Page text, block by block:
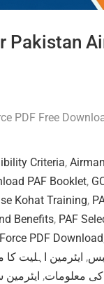
PDF Free
Criteria,
PAF Booklet,
Kohat Training,
Benefits, PAF
PDF Download
, ایئرمین اہلیت کا
کی معلومات,